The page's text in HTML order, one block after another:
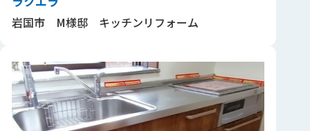
岩国市 M様邸 キッチンリフォーム